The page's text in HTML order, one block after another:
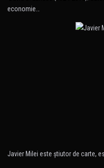
economie…
Javier Milei este ştiutor de carte,